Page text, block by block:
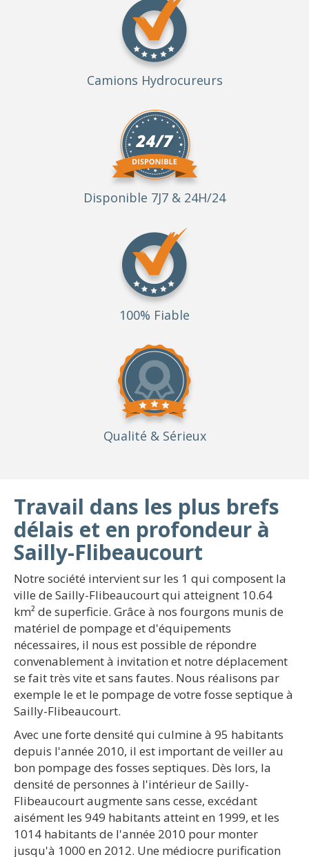
Camions Hydrocureurs
Disponible 7J7 & 24H/24
100% Fiable
Qualité & Sérieux
Travail dans les plus brefs
délais et en profondeur à
Sailly-Flibeaucourt
Notre société intervient sur les 1 qui composent la
ville de Sailly-Flibeaucourt qui atteignent 10.64
km² de superficie. Grâce à nos fourgons munis de
matériel de pompage et d'équipements
nécessaires, il nous est possible de répondre
convenablement à invitation et notre déplacement
se fait très vite et sans fautes. Nous réalisons par
exemple le et le pompage de votre fosse septique à
Sailly-Flibeaucourt.
Avec une forte densité qui culmine à 95 habitants
depuis l'année 2010, il est important de veiller au
bon pompage des fosses septiques. Dès lors, la
densité de personnes à l'intérieur de Sailly-
Flibeaucourt augmente sans cesse, excédant
aisément les 949 habitants atteint en 1999, et les
1014 habitants de l'année 2010 pour monter
jusqu'à 1000 en 2012. Une médiocre purification